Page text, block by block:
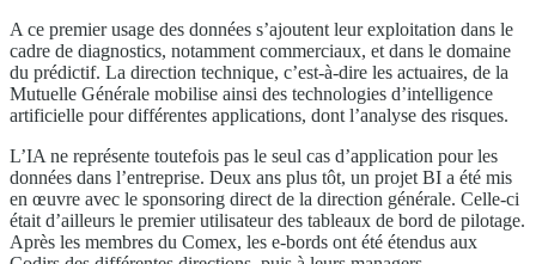
A ce premier usage des données s’ajoutent leur exploitation dans le
cadre de diagnostics, notamment commerciaux, et dans le domaine
du prédictif. La direction technique, c’est-à-dire les actuaires, de la
Mutuelle Générale mobilise ainsi des technologies d’intelligence
artificielle pour différentes applications, dont l’analyse des risques.
L’IA ne représente toutefois pas le seul cas d’application pour les
données dans l’entreprise. Deux ans plus tôt, un projet BI a été mis
en œuvre avec le sponsoring direct de la direction générale. Celle-ci
était d’ailleurs le premier utilisateur des tableaux de bord de pilotage.
Après les membres du Comex, les e-bords ont été étendus aux